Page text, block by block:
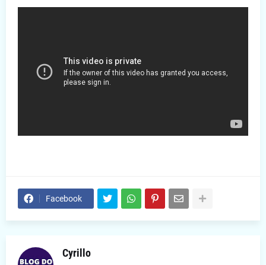
Facebook
Cyrillo